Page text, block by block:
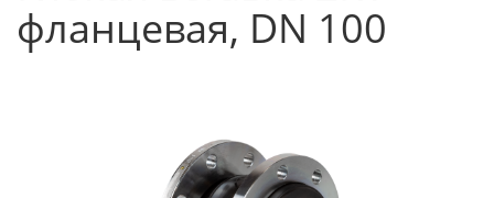
фланцевая, DN 100